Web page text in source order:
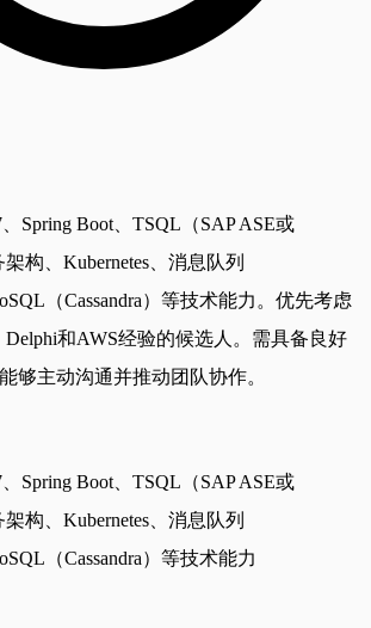
Spring Boot、TSQL（SAP ASE或
构、Kubernetes、消息队列
（Cassandra）等技术能力。优先考虑
Delphi和AWS经验的候选人。需具备良好
够主动沟通并推动团队协作。
Spring Boot、TSQL（SAP ASE或
构、Kubernetes、消息队列
（Cassandra）等技术能力